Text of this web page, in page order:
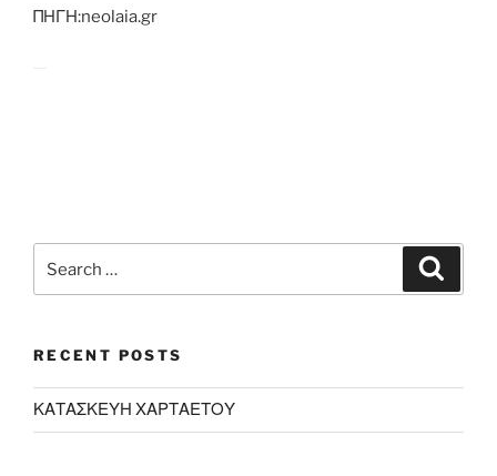
ΠΗΓΗ:neolaia.gr
for:
RECENT POSTS
ΚΑΤΑΣΚΕΥΗ ΧΑΡΤΑΕΤΟΥ